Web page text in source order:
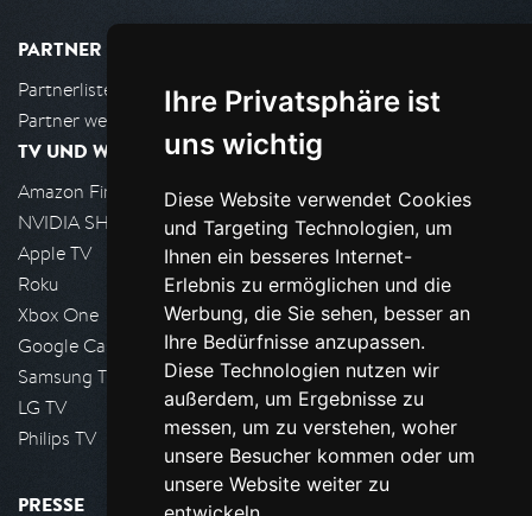
Ihre Privatsphäre ist
uns wichtig
Diese Website verwendet Cookies
und Targeting Technologien, um
Ihnen ein besseres Internet-
Erlebnis zu ermöglichen und die
Werbung, die Sie sehen, besser an
Ihre Bedürfnisse anzupassen.
Diese Technologien nutzen wir
außerdem, um Ergebnisse zu
messen, um zu verstehen, woher
unsere Besucher kommen oder um
unsere Website weiter zu
PARTNER
Partnerliste
Partner werden
TV UND WOHNZIMMER
Amazon FireTV
NVIDIA SHIELD, Google TV
Apple TV
Roku
Xbox One
Google Cast
Samsung TV
LG TV
Philips TV
PRESSE